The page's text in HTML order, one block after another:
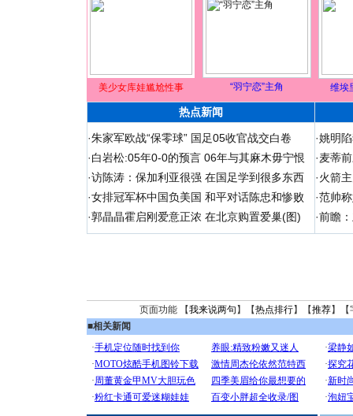
美少女库娃尴尬性事 “羽宁恋”主角 维埃
热点新闻
·朱家军欧战“保零球” 国足05收官战交白卷
·白岩松:05年0-0的预言 06年与其麻木毋宁恨
·访陈涛：保加利亚很强 在国足学到很多东西
·女排冠军杯中国负美国 和平对话陈忠和惨败
·郭晶晶霍启刚爱意正浓 在北京购置爱巢(图)
·姚明
·麦蒂
·火箭
·范帅
·前瞻
页面功能 【我来说两句 】【热点排行】【推荐】【
■相关新闻